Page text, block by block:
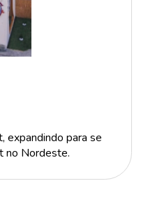
expandindo para se
no Nordeste.